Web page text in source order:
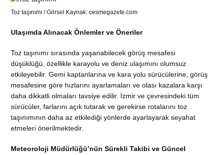
Toz taşınımı / Görsel Kaynak: cesmegazete.com
Ulaşımda Alınacak Önlemler ve Öneriler
Toz taşınımı sırasında yaşanabilecek görüş mesafesi
düşüklüğü, özellikle karayolu ve deniz ulaşımını olumsuz
etkileyebilir. Gemi kaptanlarına ve kara yolu sürücülerine, görüş
mesafesine göre hızlarını ayarlamaları ve olası kazalara karşı
daha dikkatli olmaları tavsiye edilir. İzmir ve çevresindeki tüm
sürücüler, farlarını açık tutarak ve gerekirse rotalarını toz
taşınımının daha az etkilediği yönlerde ayarlayarak seyahat
etmeleri önerilmektedir.
Meteoroloji Müdürlüğü’nün Sürekli Takibi ve Güncel